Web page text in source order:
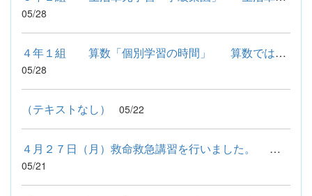
05/28
４年１組 算数「個別学習の時間」 算数では、クラス全体で...
05/28
（テキストなし） 05/22
４月２７日（月）救命救急講習を行いました。 桐生市消防本部職...
05/21